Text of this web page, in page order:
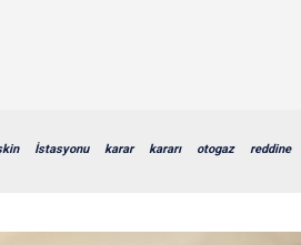
İstasyonu karar kararı otogaz reddine